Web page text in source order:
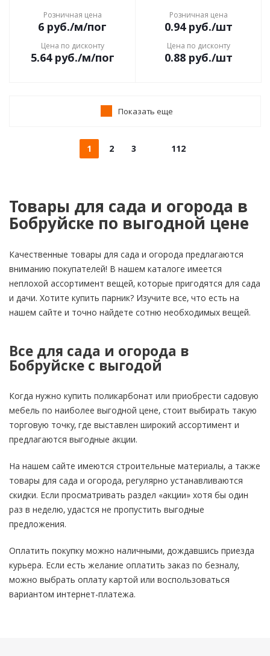
Розничная цена
6 руб./м/пог
Цена по дисконту
5.64руб./м/пог
Розничная цена
0.94руб./шт
Цена по дисконту
0.88руб./шт
Показать еще
1 2 3 112
Товары для сада и огорода в
Бобруйске по выгодной цене
Качественные товары для сада и огорода предлагаются
вниманию покупателей! В нашем каталоге имеется
неплохой ассортимент вещей, которые пригодятся для сада
и дачи. Хотите купить парник? Изучите все, что есть на
нашем сайте и точно найдете сотню необходимых вещей.
Все для сада и огорода в
Бобруйске с выгодой
Когда нужно купить поликарбонат или приобрести садовую
мебель по наиболее выгодной цене, стоит выбирать такую
торговую точку, где выставлен широкий ассортимент и
предлагаются выгодные акции.
На нашем сайте имеются строительные материалы, а также
товары для сада и огорода, регулярно устанавливаются
скидки. Если просматривать раздел «акции» хотя бы один
раз в неделю, удастся не пропустить выгодные
предложения.
Оплатить покупку можно наличными, дождавшись приезда
курьера. Если есть желание оплатить заказ по безналу,
можно выбрать оплату картой или воспользоваться
вариантом интернет-платежа.